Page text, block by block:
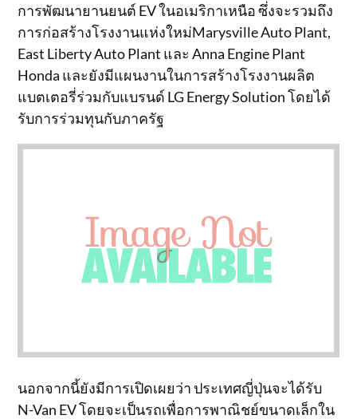
การพัฒนายานยนต์ EV ในอเมริกาเหนือ ซึ่งจะรวมถึง
การก่อสร้างโรงงานแห่งใหม่Marysville Auto Plant,
East Liberty Auto Plant และ Anna Engine Plant
Honda และยังมีแผนงานในการสร้างโรงงานผลิต
แบตเตอรี่ร่วมกับแบรนด์ LG Energy Solution โดยได้
รับการร่วมทุนกับภาครัฐ
นอกจากนี้ยังมีการเปิดเผยว่า ประเทศญี่ปุ่นจะได้รับ
N-Van EV โดยจะเป็นรถเพื่อการพาณิชย์ขนาดเล็กใน